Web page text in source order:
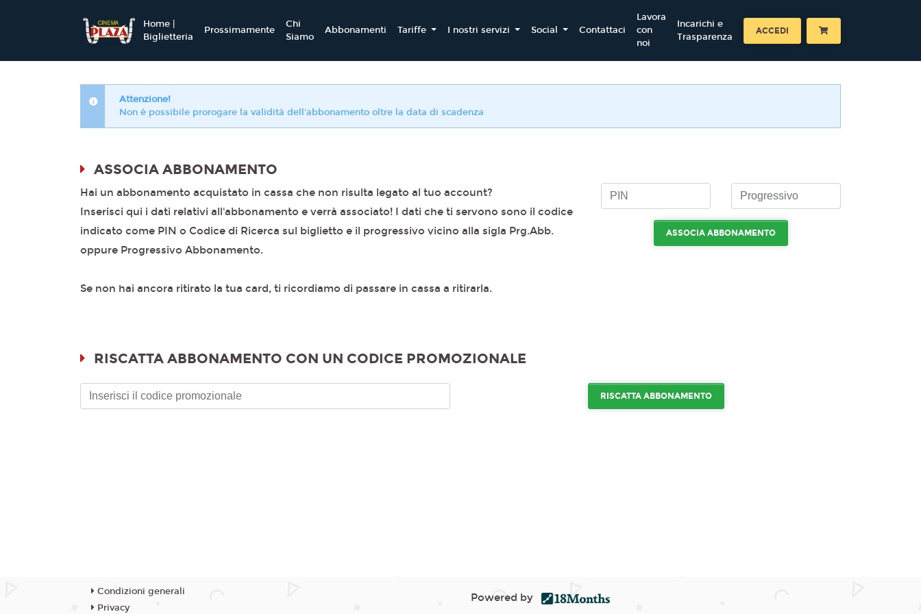
Home |
Biglietteria
Prossimamente
Chi
Siamo
Abbonamenti Tariffe I nostri servizi Social Contattaci
Lavora
con
noi
Incarichi e
Trasparenza
ACCEDI
Attenzione!
Non è possibile prorogare la validità dell'abbonamento oltre la data di scadenza
ASSOCIA ABBONAMENTO
Hai un abbonamento acquistato in cassa che non risulta legato al tuo account?
Inserisci qui i dati relativi all'abbonamento e verrà associato! I dati che ti servono sono il codice
indicato come PIN o Codice di Ricerca sul biglietto e il progressivo vicino alla sigla Prg.Abb.
oppure Progressivo Abbonamento.
Se non hai ancora ritirato la tua card, ti ricordiamo di passare in cassa a ritirarla.
RISCATTA ABBONAMENTO CON UN CODICE PROMOZIONALE
Condizioni generali
Privacy
Powered by